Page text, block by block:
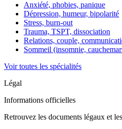
Anxiété, phobies, panique
Dépression, humeur, bipolarité
Stress, burn-out
Trauma, TSPT, dissociation
Relations, couple,
Sommeil (insomnie,
Voir toutes les spécialités
Légal
Informations officielles
Retrouvez les documents légaux et